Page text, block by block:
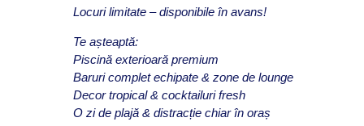
Locuri limitate – disponibile în avans!
Te așteaptă:
Piscină exterioară premium
Baruri complet echipate & zone de lounge
Decor tropical & cocktailuri fresh
O zi de plajă & distracție chiar în oraș